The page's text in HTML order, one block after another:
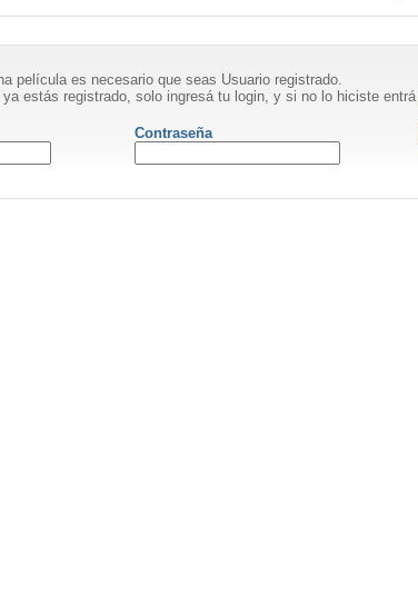
película es necesario que seas Usuario registrado.
estás registrado, solo ingresá tu login, y si no lo hiciste entrá
Contraseña